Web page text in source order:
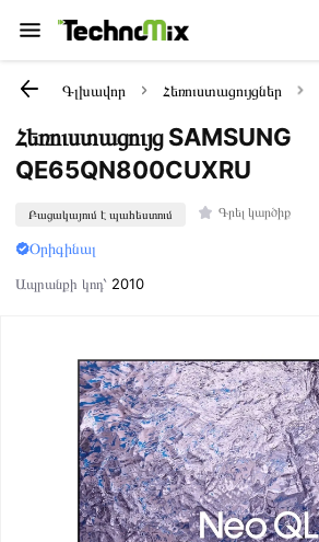
Գլխավոր Հեռուստացույցներ
Հեռուստացույց SAMSUNG
QE65QN800CUXRU
Բացակայում է պահեստում Գրել կարծիք
Օրիգինալ
Ապրանքի կոդ՝ 2010